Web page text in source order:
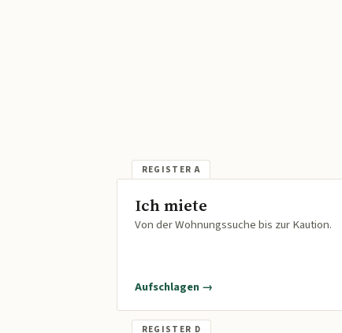
Ich miete
Von der Wohnungssuche bis zur Kaution.
Aufschlagen →